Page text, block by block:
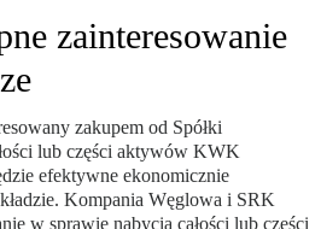
zainteresowanie
zakupem od Spółki
lub części aktywów KWK
efektywne ekonomicznie
Kompania Węglowa i SRK
w sprawie nabycia całości lub części